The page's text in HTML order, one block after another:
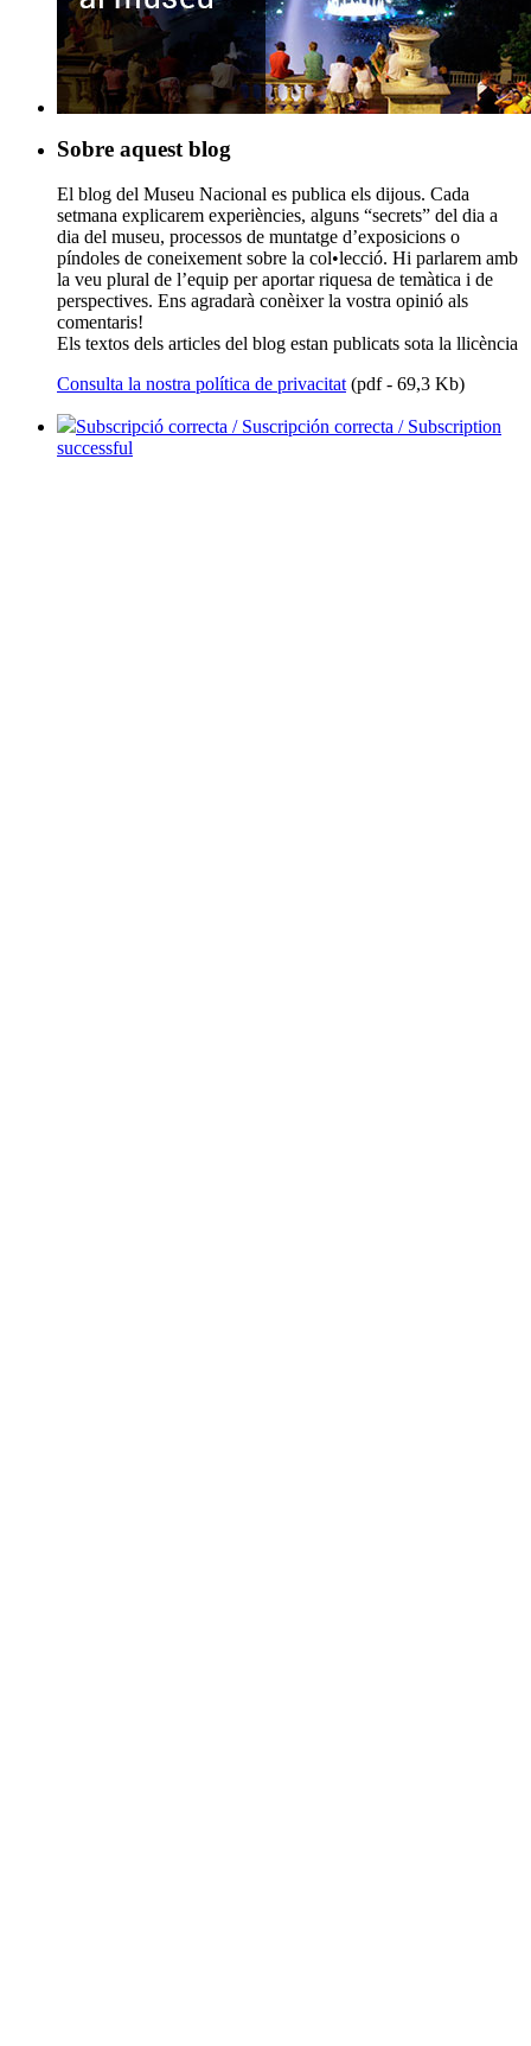
Sobre aquest blog
El blog del Museu Nacional es publica els dijous. Cada
setmana explicarem experiències, alguns “secrets” del dia a
dia del museu, processos de muntatge d’exposicions o
píndoles de coneixement sobre la col•lecció. Hi parlarem amb
la veu plural de l’equip per aportar riquesa de temàtica i de
perspectives. Ens agradarà conèixer la vostra opinió als
comentaris!
Els textos dels articles del blog estan publicats sota la llicència
Consulta la nostra política de privacitat(pdf - 69,3 Kb)
Subscripció correcta / Suscripción correcta / Subscription
successful